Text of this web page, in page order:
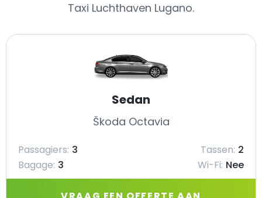
Taxi Luchthaven Lugano.
Sedan
Škoda Octavia
Passagiers: 3 Tassen: 2
Bagage: 3 Wi-Fi: Nee